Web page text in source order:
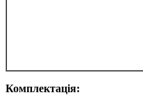
Комплектація: